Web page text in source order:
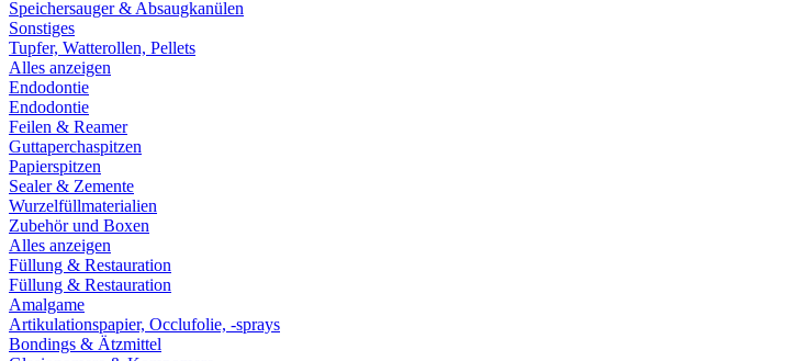
Speichersauger & Absaugkanülen
Sonstiges
Tupfer, Watterollen, Pellets
Alles anzeigen
Endodontie
Endodontie
Feilen & Reamer
Guttaperchaspitzen
Papierspitzen
Sealer & Zemente
Wurzelfüllmaterialien
Zubehör und Boxen
Alles anzeigen
Füllung & Restauration
Füllung & Restauration
Amalgame
Artikulationspapier, Occlufolie, -sprays
Bondings & Ätzmittel